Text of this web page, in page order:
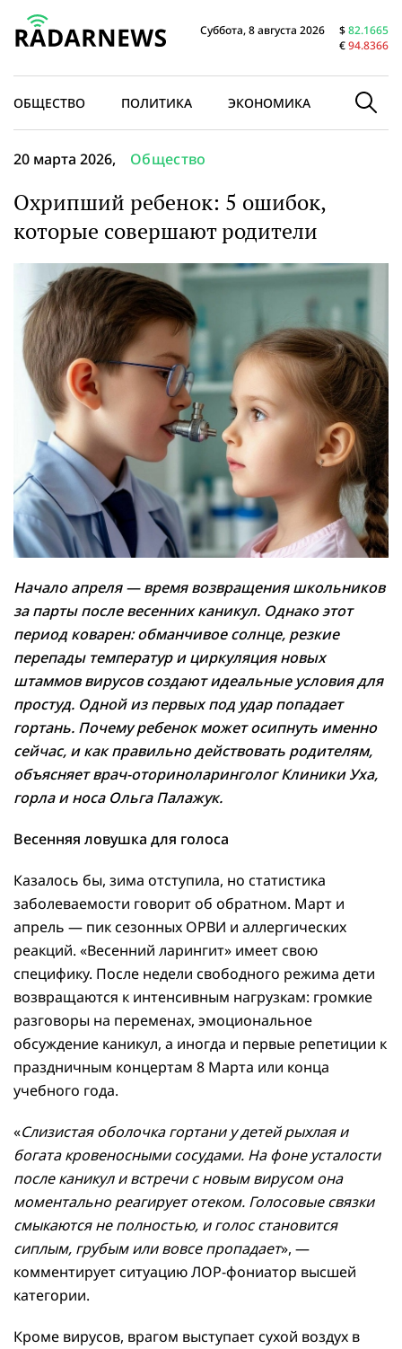
Суббота, 8 августа 2026 $82.1665
€94.8366
ОБЩЕСТВО ПОЛИТИКА ЭКОНОМИКА В МИРЕ
20 марта 2026, Общество
Охрипший ребенок: 5 ошибок,
которые совершают родители
Начало апреля — время возвращения школьников
за парты после весенних каникул. Однако этот
период коварен: обманчивое солнце, резкие
перепады температур и циркуляция новых
штаммов вирусов создают идеальные условия для
простуд. Одной из первых под удар попадает
гортань. Почему ребенок может осипнуть именно
сейчас, и как правильно действовать родителям,
объясняет врач-оториноларинголог Клиники Уха,
горла и носа Ольга Палажук.
Весенняя ловушка для голоса
Казалось бы, зима отступила, но статистика
заболеваемости говорит об обратном. Март и
апрель — пик сезонных ОРВИ и аллергических
реакций. «Весенний ларингит» имеет свою
специфику. После недели свободного режима дети
возвращаются к интенсивным нагрузкам: громкие
разговоры на переменах, эмоциональное
обсуждение каникул, а иногда и первые репетиции к
праздничным концертам 8 Марта или конца
учебного года.
«Слизистая оболочка гортани у детей рыхлая и
богата кровеносными сосудами. На фоне усталости
после каникул и встречи с новым вирусом она
моментально реагирует отеком. Голосовые связки
смыкаются не полностью, и голос становится
сиплым, грубым или вовсе пропадает», —
комментирует ситуацию ЛОР-фониатор высшей
категории.
Кроме вирусов, врагом выступает сухой воздух в